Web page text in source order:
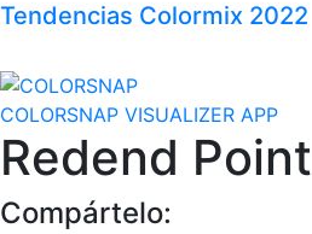
Tendencias Colormix 2022
COLORSNAP VISUALIZER APP
Redend Point
Compártelo: